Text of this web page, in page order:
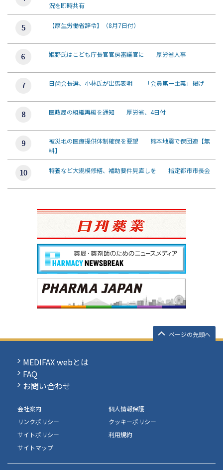
況を即時共有
【厚生労働省辞令】（8月7日付）
姫野氏はこども庁長官官房審議官に 厚労省人事
日歯会長選、小林氏が出馬表明 「会員第一主義」掲げ
医政局の組織再編を通知 厚労省、4日付
被災地の医療提供体制確保を要望 熊本地震で保団連【無
料】
特養など大規模修繕、補助要件見直しを 指定都市市長会
ページの先頭へ
MEDIFAX webとは
FAQ
お問い合わせ
会社案内
個人情報保護
リンクポリシー
クッキーポリシー
サイトポリシー
利用規約
サイトマップ